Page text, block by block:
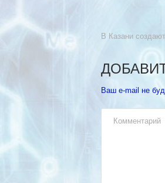
В Казани
Ваш e-mail не
Комментарий